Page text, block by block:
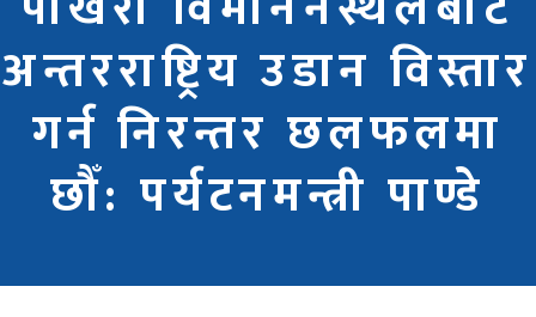
अन्तरराष्ट्रिय उडान विस्तार
गर्न निरन्तर छलफलमा
छौँ: पर्यटनमन्त्री पाण्डे